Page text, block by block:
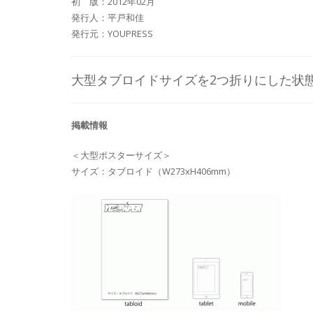
発行人：平戸和佳
発行元：YOUPRESS
大型タブロイドサイズを2つ折りにした状
掲載情報
＜大型ポスターサイズ＞
サイズ：タブロイド（W273xH406mm）